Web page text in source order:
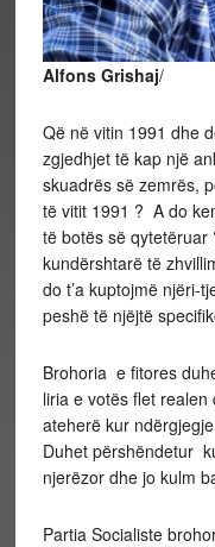
Alfons Grishaj/
Që në vitin 1991 dhe
zgjedhjet të kap një
skuadrës së zemrës,
të vitit 1991 ? A do
të botës së qytetëruar
kundërshtarë të
do t’a kuptojmë njëri-
peshë të njëjtë
Brohoria e fitores
liria e votës flet
ateherë kur
Duhet përshëndetur
njerëzor dhe jo kulm
Partia Socialiste